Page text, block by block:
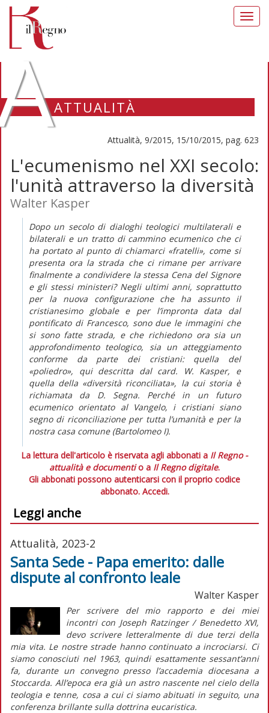
ATTUALITÀ
Attualità, 9/2015, 15/10/2015, pag. 623
L'ecumenismo nel XXI secolo:
l'unità attraverso la diversità
Walter Kasper
Dopo un secolo di dialoghi teologici multilaterali e
bilaterali e un tratto di cammino ecumenico che ci
ha portato al punto di chiamarci «fratelli», come si
presenta ora la strada che ci rimane per arrivare
finalmente a condividere la stessa Cena del Signore
e gli stessi ministeri? Negli ultimi anni, soprattutto
per la nuova configurazione che ha assunto il
cristianesimo globale e per l’impronta data dal
pontificato di Francesco, sono due le immagini che
si sono fatte strada, e che richiedono ora sia un
approfondimento teologico, sia un atteggiamento
conforme da parte dei cristiani: quella del
«poliedro», qui descritta dal card. W. Kasper, e
quella della «diversità riconciliata», la cui storia è
richiamata da D. Segna. Perché in un futuro
ecumenico orientato al Vangelo, i cristiani siano
segno di riconciliazione per tutta l’umanità e per la
nostra casa comune (Bartolomeo I).
La lettura dell'articolo è riservata agli abbonati a Il Regno -
attualità e documentio a Il Regno digitale.
Gli abbonati possono autenticarsi con il proprio codice
abbonato. Accedi.
Leggi anche
Attualità, 2023-2
Santa Sede - Papa emerito: dalle
dispute al confronto leale
Walter Kasper
Per scrivere del mio rapporto e dei miei
incontri con Joseph Ratzinger / Benedetto XVI,
devo scrivere letteralmente di due terzi della
mia vita. Le nostre strade hanno continuato a incrociarsi. Ci
siamo conosciuti nel 1963, quindi esattamente sessant’anni
fa, durante un convegno presso l’accademia diocesana a
Stoccarda. All’epoca era già un astro nascente nel cielo della
teologia e tenne, cosa a cui ci siamo abituati in seguito, una
conferenza brillante sulla dottrina eucaristica.